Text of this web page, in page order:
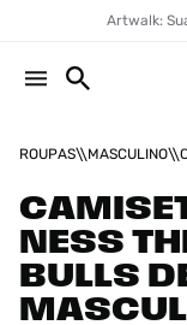
Artwalk:
ROUPAS MASCULINO
NESS
BULLS